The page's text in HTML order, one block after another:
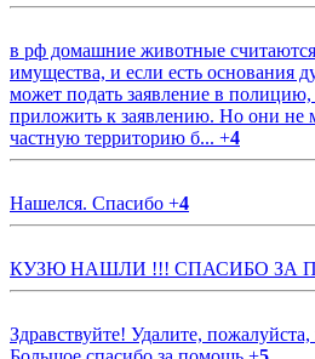
в рф домашние животные
имущества, и если есть основания
может подать заявление в полицию,
приложить к заявлению. Но они не
частную территорию б... +4
Нашелся. Спасибо +4
КУЗЮ НАШЛИ !!! СПАСИБО ЗА
Здравствуйте! Удалите,